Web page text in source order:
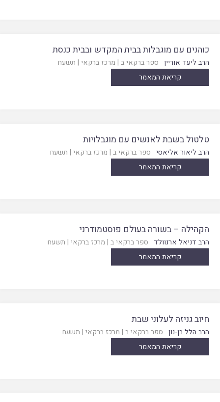
כוהנים עם מוגבלות בבית המקדש ובבית כנסת
הרב ליעד אוריין ספר ברקאי ב | מרכז ברקאי | תשעח
קריאת המאמר
טלטול בשבת לאנשים עם מוגבלויות
הרב ליאור אליאסי ספר ברקאי ב | מרכז ברקאי | תשעח
קריאת המאמר
הקהילה – בשורה בעולם פוסטמודרני
הרב דניאל ארנוולד ספר ברקאי ב | מרכז ברקאי | תשעח
קריאת המאמר
חיוב גניזה לעלוני שבת
הרב הלל בן-נון ספר ברקאי ב | מרכז ברקאי | תשעח
קריאת המאמר